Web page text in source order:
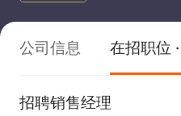
公司信息 在招职位 ·
招聘销售经理